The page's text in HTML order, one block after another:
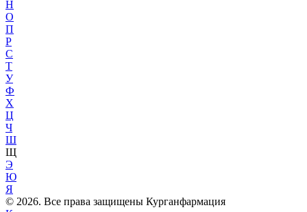
Н
О
П
Р
С
Т
У
Ф
Х
Ц
Ч
Ш
Щ
Э
Ю
Я
© 2026. Все права защищены Курганфармация